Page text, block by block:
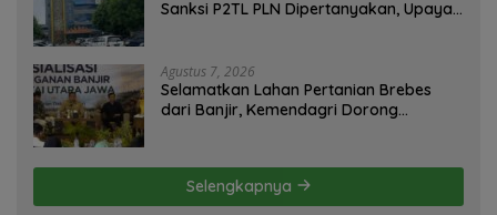
Sanksi P2TL PLN Dipertanyakan, Upaya
Agustus 7, 2026
Selamatkan Lahan Pertanian Brebes
dari Banjir, Kemendagri Dorong
Selengkapnya